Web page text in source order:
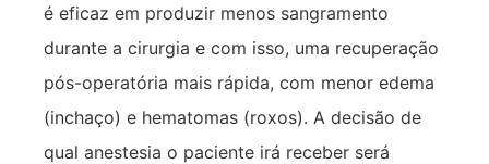
é eficaz em produzir menos sangramento
durante a cirurgia e com isso, uma recuperação
pós-operatória mais rápida, com menor edema
(inchaço) e hematomas (roxos). A decisão de
qual anestesia o paciente irá receber será